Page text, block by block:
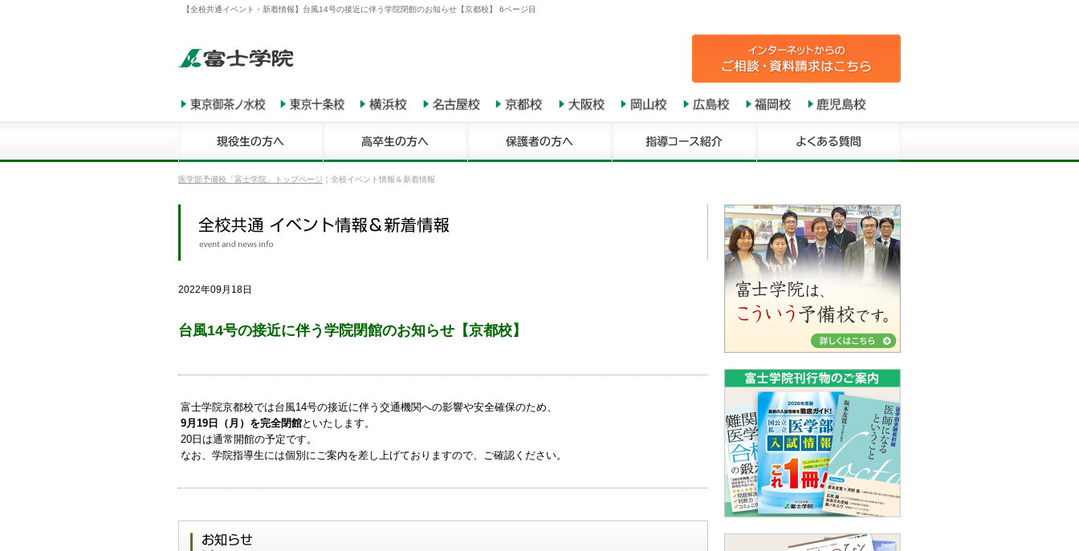
【全校共通イベント・新着情報】台風14号の接近に伴う学院閉館のお知らせ【京都校】 6ページ目
医学部予備校「富士学院」トップページ 全校イベント情報＆新着情報
2022年09月18日
台風14号の接近に伴う学院閉館のお知らせ【京都校】
富士学院京都校では台風14号の接近に伴う交通機関への影響や安全確保のため、
9月19日（月）を完全閉館といたします。
20日は通常開館の予定です。
なお、学院指導生には個別にご案内を差し上げておりますので、ご確認ください。